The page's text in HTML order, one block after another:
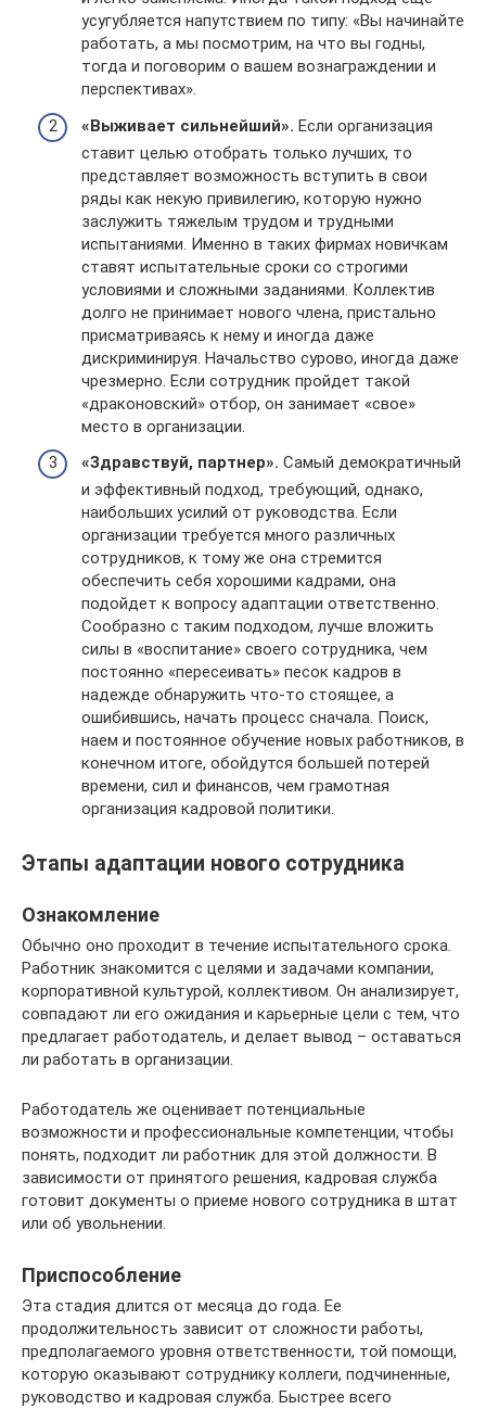
усугубляется напутствием по типу: «Вы начинайте
работать, а мы посмотрим, на что вы годны,
тогда и поговорим о вашем вознаграждении и
перспективах».
«Выживает сильнейший». Если организация
ставит целью отобрать только лучших, то
представляет возможность вступить в свои
ряды как некую привилегию, которую нужно
заслужить тяжелым трудом и трудными
испытаниями. Именно в таких фирмах новичкам
ставят испытательные сроки со строгими
условиями и сложными заданиями. Коллектив
долго не принимает нового члена, пристально
присматриваясь к нему и иногда даже
дискриминируя. Начальство сурово, иногда даже
чрезмерно. Если сотрудник пройдет такой
«драконовский» отбор, он занимает «свое»
место в организации.
«Здравствуй, партнер». Самый демократичный
и эффективный подход, требующий, однако,
наибольших усилий от руководства. Если
организации требуется много различных
сотрудников, к тому же она стремится
обеспечить себя хорошими кадрами, она
подойдет к вопросу адаптации ответственно.
Сообразно с таким подходом, лучше вложить
силы в «воспитание» своего сотрудника, чем
постоянно «пересеивать» песок кадров в
надежде обнаружить что-то стоящее, а
ошибившись, начать процесс сначала. Поиск,
наем и постоянное обучение новых работников, в
конечном итоге, обойдутся большей потерей
времени, сил и финансов, чем грамотная
организация кадровой политики.
Этапы адаптации нового сотрудника
Ознакомление
Обычно оно проходит в течение испытательного срока.
Работник знакомится с целями и задачами компании,
корпоративной культурой, коллективом. Он анализирует,
совпадают ли его ожидания и карьерные цели с тем, что
предлагает работодатель, и делает вывод – оставаться
ли работать в организации.
Работодатель же оценивает потенциальные
возможности и профессиональные компетенции, чтобы
понять, подходит ли работник для этой должности. В
зависимости от принятого решения, кадровая служба
готовит документы о приеме нового сотрудника в штат
или об увольнении.
Приспособление
Эта стадия длится от месяца до года. Ее
продолжительность зависит от сложности работы,
предполагаемого уровня ответственности, той помощи,
которую оказывают сотруднику коллеги, подчиненные,
руководство и кадровая служба. Быстрее всего